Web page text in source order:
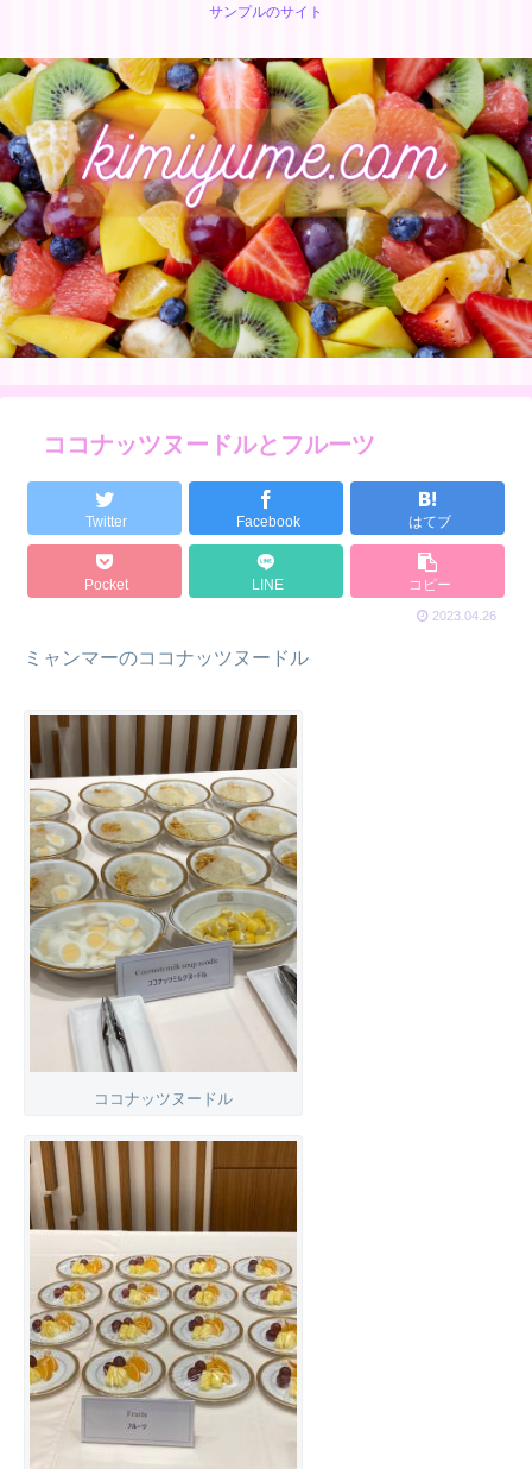
サンプルのサイト
ココナッツヌードルとフルーツ
Twitter Facebook はてブ
Pocket LINE コピー
2023.04.26
ミャンマーのココナッツヌードル
ココナッツヌードル